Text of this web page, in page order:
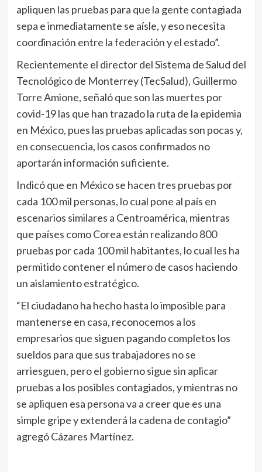
apliquen las pruebas para que la gente contagiada
sepa e inmediatamente se aísle, y eso necesita
coordinación entre la federación y el estado”.
Recientemente el director del Sistema de Salud del
Tecnológico de Monterrey (TecSalud), Guillermo
Torre Amione, señaló que son las muertes por
covid-19 las que han trazado la ruta de la epidemia
en México, pues las pruebas aplicadas son pocas y,
en consecuencia, los casos confirmados no
aportarán información suficiente.
Indicó que en México se hacen tres pruebas por
cada 100 mil personas, lo cual pone al país en
escenarios similares a Centroamérica, mientras
que países como Corea están realizando 800
pruebas por cada 100 mil habitantes, lo cual les ha
permitido contener el número de casos haciendo
un aislamiento estratégico.
“El ciudadano ha hecho hasta lo imposible para
mantenerse en casa, reconocemos a los
empresarios que siguen pagando completos los
sueldos para que sus trabajadores no se
arriesguen, pero el gobierno sigue sin aplicar
pruebas a los posibles contagiados, y mientras no
se apliquen esa persona va a creer que es una
simple gripe y extenderá la cadena de contagio”
agregó Cázares Martínez.